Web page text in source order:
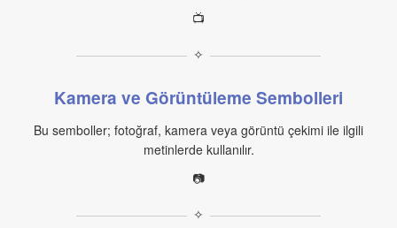
📺
✧
Kamera ve Görüntüleme Sembolleri
Bu semboller; fotoğraf, kamera veya görüntü çekimi ile ilgili
metinlerde kullanılır.
📷
✧